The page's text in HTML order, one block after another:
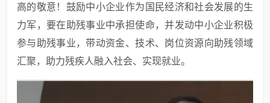
高的敬意！鼓励中小企业作为国民经济和社会发展的生
力军，要在助残事业中承担使命，并发动中小企业积极
参与助残事业，带动资金、技术、岗位资源向助残领域
汇聚，助力残疾人融入社会、实现就业。